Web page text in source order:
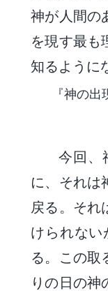
神が人間の
を現す最も
知るように
『神の
今回、
に、それは
戻る。それ
けられない
る。この取
りの日の神